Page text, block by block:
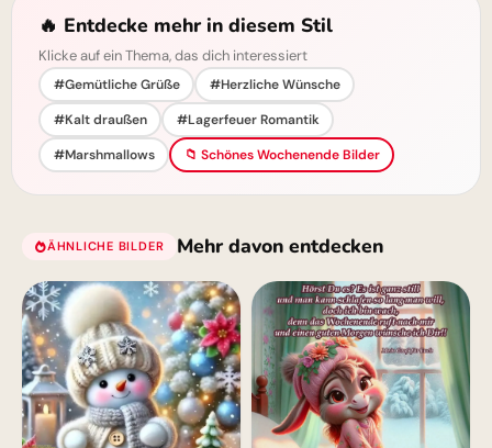
🔥 Entdecke mehr in diesem Stil
Klicke auf ein Thema, das dich interessiert
#Gemütliche Grüße
#Herzliche Wünsche
#Kalt draußen
#Lagerfeuer Romantik
#Marshmallows
📁 Schönes Wochenende Bilder
ÄHNLICHE BILDER Mehr davon entdecken